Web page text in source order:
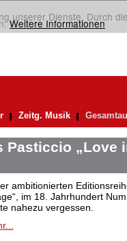
unserer Dienste. Durch
Weitere Informationen
Zeitg. Musik
Pasticcio „Love
ambitionierten
im 18. Jahrhundert
nahezu vergessen.